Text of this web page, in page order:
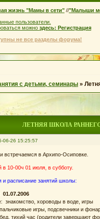
жизнь "Мамы в сети"//"Малыши
пользователи.
можно здесь: Регистрация
не все разделы форума!
с детьми, семинары »
ЛЕТНЯЯ ШКОЛА
06-26 15:25:57
встречаемся в Архипо-Осиповке.
в 10-00ч 01 июля, в субботу.
и расписание занятий школы:
знакомство, хороводы в воде, игры
игры, подсвечники и
тихий час (родители завершают